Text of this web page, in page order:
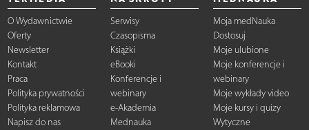
O Wydawnictwie
Oferty
Newsletter
Kontakt
Praca
Polityka prywatności
Polityka reklamowa
Napisz do nas
Serwisy
Czasopisma
Książki
eBooki
Konferencje i
webinary
e-Akademia
Mednauka
Moja medNauka
Dostosuj
Moje ulubione
Moje konferencje i
webinary
Moje wykłady video
Moje kursy i quizy
Wytyczne